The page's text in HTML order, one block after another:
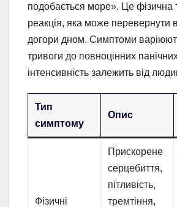
подобається море». Це фізична
реакція, яка може перевернути
догори дном. Симптоми
тривоги до повноцінних панічних
інтенсивність залежить від
Тип
симптому
Опис
Фізичні
Прискорене
серцебиття,
пітливість,
тремтіння,